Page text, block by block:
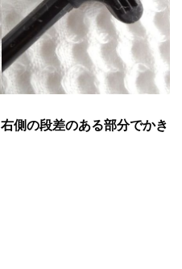
右側の段差のある部分でかき